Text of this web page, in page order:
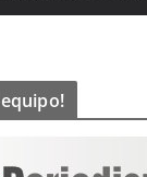
equipo!